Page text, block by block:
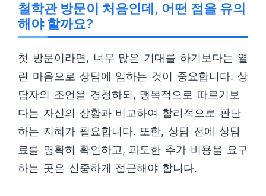
철학관 방문이 처음인데, 어떤 점을 유의
해야 할까요?
첫 방문이라면, 너무 많은 기대를 하기보다는 열
린 마음으로 상담에 임하는 것이 중요합니다. 상
담자의 조언을 경청하되, 맹목적으로 따르기보
다는 자신의 상황과 비교하여 합리적으로 판단
하는 지혜가 필요합니다. 또한, 상담 전에 상담
료를 명확히 확인하고, 과도한 추가 비용을 요구
하는 곳은 신중하게 접근해야 합니다.